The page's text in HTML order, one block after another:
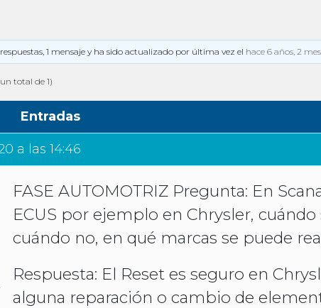
1 mensaje y ha sido actualizado por última vez el hace 6 años, 2
total de 1)
Entradas
a las 14:46
FASE AUTOMOTRIZ Pregunta: En
ECUS por ejemplo en Chrysler,
cuándo no, en qué marcas se puede
Respuesta: El Reset es seguro en
alguna reparación o cambio de